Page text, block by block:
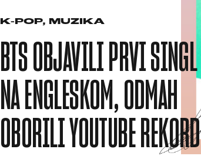
K-POP, MUZIKA
BTS OBJAVILI PRVI SINGL
NA ENGLESKOM, ODMAH
OBORILI YOUTUBE REKORD